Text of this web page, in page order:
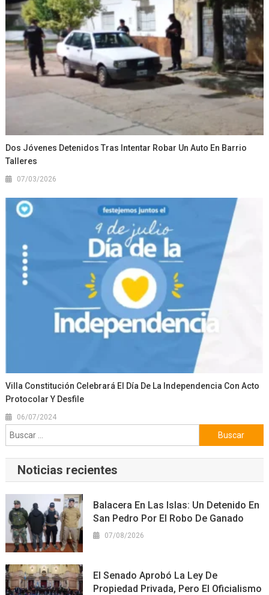
Dos Jóvenes Detenidos Tras Intentar Robar Un Auto En Barrio
Talleres
07/03/2026
Villa Constitución Celebrará El Día De La Independencia Con Acto
Protocolar Y Desfile
06/07/2024
Buscar:
Noticias recientes
Balacera En Las Islas: Un Detenido En
San Pedro Por El Robo De Ganado
07/08/2026
El Senado Aprobó La Ley De
Propiedad Privada, Pero El Oficialismo